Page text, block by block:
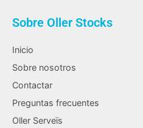
Sobre Oller Stocks
Inicio
Sobre nosotros
Contactar
Preguntas frecuentes
Oller Serveïs